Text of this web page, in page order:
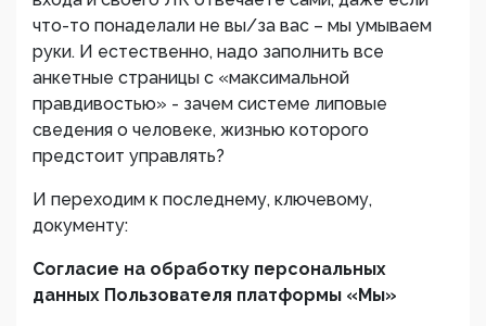
что-то понаделали не вы/за вас – мы умываем
руки. И естественно, надо заполнить все
анкетные страницы с «максимальной
правдивостью» - зачем системе липовые
сведения о человеке, жизнью которого
предстоит управлять?
И переходим к последнему, ключевому,
документу:
Согласие на обработку персональных
данных Пользователя платформы «Мы»